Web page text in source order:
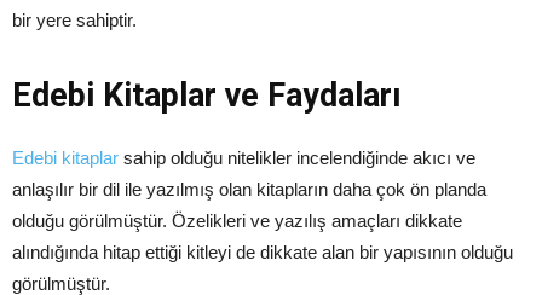
bir yere sahiptir.
Edebi Kitaplar ve Faydaları
Edebi kitaplar sahip olduğu nitelikler incelendiğinde akıcı ve
anlaşılır bir dil ile yazılmış olan kitapların daha çok ön planda
olduğu görülmüştür. Özelikleri ve yazılış amaçları dikkate
alındığında hitap ettiği kitleyi de dikkate alan bir yapısının olduğu
görülmüştür.